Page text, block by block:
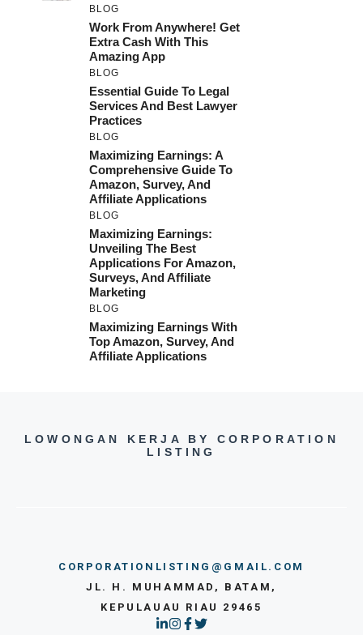
BLOG
Work From Anywhere! Get
Extra Cash With This
Amazing App
BLOG
Essential Guide To Legal
Services And Best Lawyer
Practices
BLOG
Maximizing Earnings: A
Comprehensive Guide To
Amazon, Survey, And
Affiliate Applications
BLOG
Maximizing Earnings:
Unveiling The Best
Applications For Amazon,
Surveys, And Affiliate
Marketing
BLOG
Maximizing Earnings With
Top Amazon, Survey, And
Affiliate Applications
LOWONGAN KERJA BY CORPORATION
LISTING
CORPORATIONLISTING@GMAIL.COM
JL. H. MUHAMMAD, BATAM,
KEPULAUAU RIAU 29465